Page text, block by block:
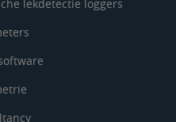
lekdetectie loggers